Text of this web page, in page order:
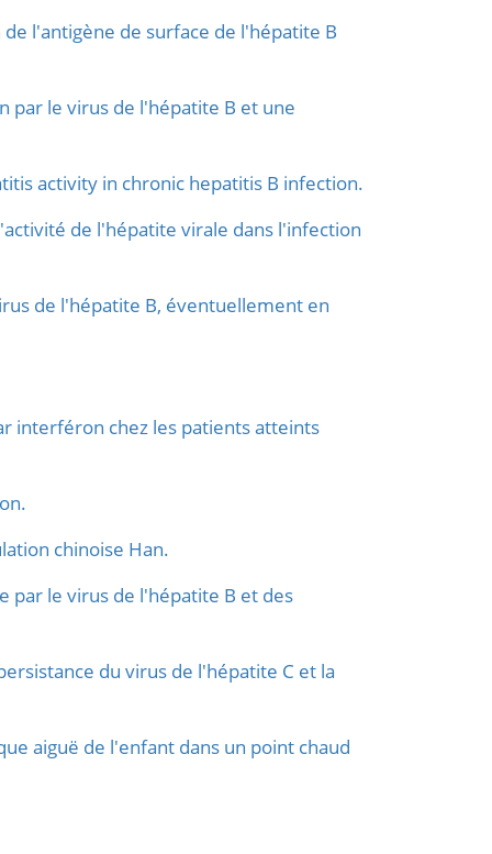
l'antigène de surface de l'hépatite B
par le virus de l'hépatite B et une
activity in chronic hepatitis B infection.
de l'hépatite virale dans l'infection
de l'hépatite B, éventuellement en
interféron chez les patients atteints
chinoise Han.
par le virus de l'hépatite B et des
du virus de l'hépatite C et la
aiguë de l'enfant dans un point chaud